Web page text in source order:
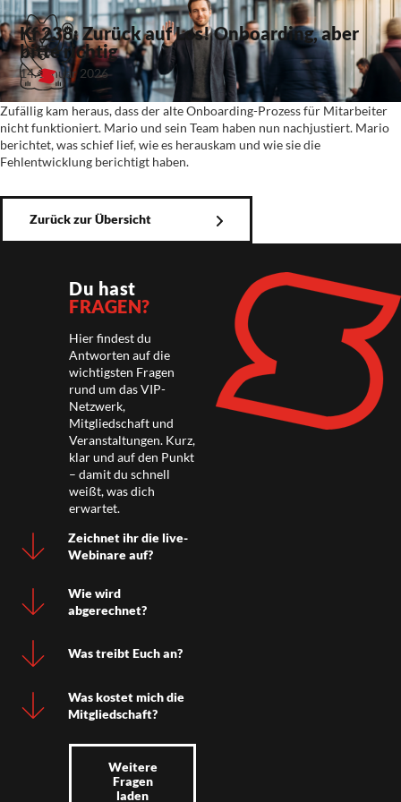
Kf 238: Zurück auf Los! Onboarding, aber
bitte richtig
14. Januar 2026
Zufällig kam heraus, dass der alte Onboarding-Prozess für Mitarbeiter
nicht funktioniert. Mario und sein Team haben nun nachjustiert. Mario
berichtet, was schief lief, wie es herauskam und wie sie die
Fehlentwicklung berichtigt haben.
Zurück zur Übersicht
Du hast
FRAGEN?
Hier findest du
Antworten auf die
wichtigsten Fragen
rund um das VIP-
Netzwerk,
Mitgliedschaft und
Veranstaltungen. Kurz,
klar und auf den Punkt
– damit du schnell
weißt, was dich
erwartet.
Zeichnet ihr die live-
Webinare auf?
Wie wird
abgerechnet?
Was treibt Euch an?
Was kostet mich die
Mitgliedschaft?
Weitere
Fragen
laden